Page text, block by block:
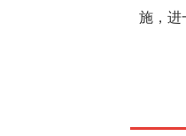
施，进